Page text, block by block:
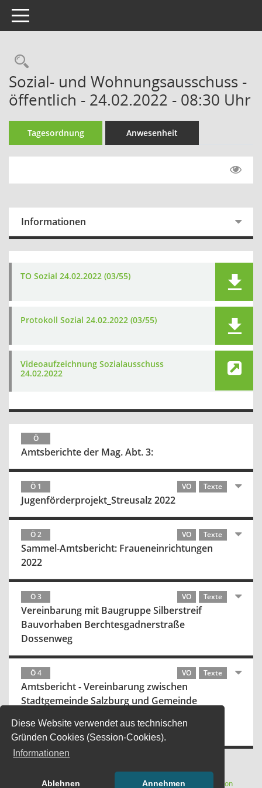
Diese Website verwendet aus technischen
Gründen Cookies (Session-Cookies).
Informationen
Ablehnen Annehmen
Toggle navigation
Rechercheauswahl
Sozial- und Wohnungsausschuss -
öffentlich - 24.02.2022 - 08:30 Uhr
Tagesordnung Anwesenheit
Informationen
TO Sozial 24.02.2022 (03/55)
Protokoll Sozial 24.02.2022 (03/55)
Videoaufzeichnung Sozialausschuss
24.02.2022
Ö
Amtsberichte der Mag. Abt. 3:
Ö 1 VO Texte
Jugenförderprojekt_Streusalz 2022
Ö 2 VO Texte
Sammel-Amtsbericht: Fraueneinrichtungen
2022
Ö 3 VO Texte
Vereinbarung mit Baugruppe Silberstreif
Bauvorhaben Berchtesgadnerstraße
Dossenweg
Ö 4 VO Texte
Amtsbericht - Vereinbarung zwischen
Stadtgemeinde Salzburg und Gemeinde
Seniorenheim Grödig
Software:Sitzungsdienst Session(Wird in